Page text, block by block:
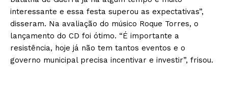
interessante e essa festa superou as expectativas”,
disseram. Na avaliação do músico Roque Torres, o
lançamento do CD foi ótimo. “É importante a
resistência, hoje já não tem tantos eventos e o
governo municipal precisa incentivar e investir”, frisou.